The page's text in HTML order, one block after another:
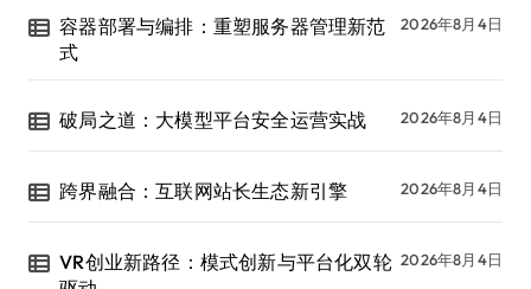
容器部署与编排：重塑服务器管理新范
式
2026年8月4日
破局之道：大模型平台安全运营实战 2026年8月4日
跨界融合：互联网站长生态新引擎 2026年8月4日
VR创业新路径：模式创新与平台化双轮 2026年8月4日